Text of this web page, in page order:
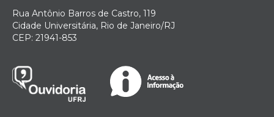
Rua Antônio Barros de Castro, 119
Cidade Universitária, Rio de Janeiro/RJ
CEP: 21941-853